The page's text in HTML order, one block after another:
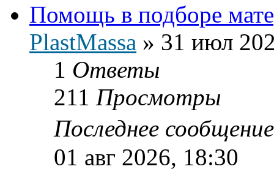
Помощь в подборе
PlastMassa » 31 июл
1 Ответы
211 Просмотры
Последнее
01 авг 2026, 18:30